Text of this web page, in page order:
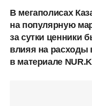
В мегаполисах
на популярную
за сутки ценники
влияя на расходы
в материале